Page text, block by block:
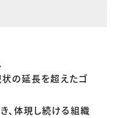
状の延長を超えたゴ
、体現し続ける組織